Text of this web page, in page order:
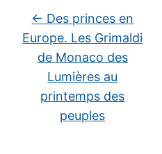
← Des princes en
Europe. Les Grimaldi
de Monaco des
Lumières au
printemps des
peuples